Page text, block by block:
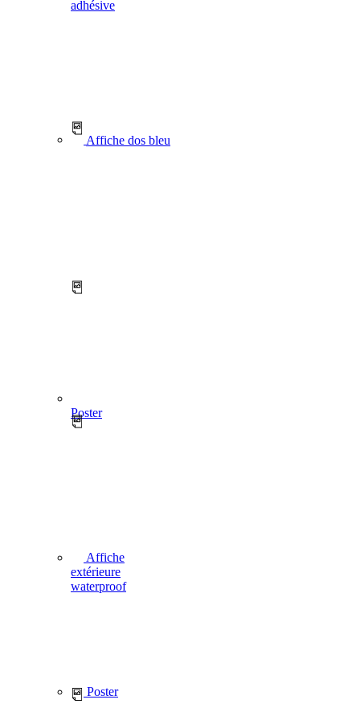
adhésive
Affiche
extérieure
waterproof
Poster
Affiche dos bleu
Poster